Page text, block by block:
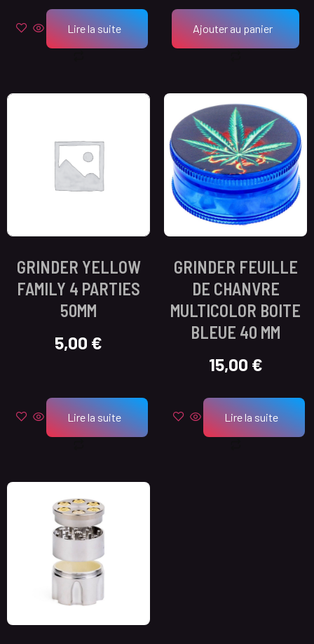
Lire la suite Ajouter au panier
GRINDER YELLOW
FAMILY 4 PARTIES
50MM
5,00 €
Lire la suite
GRINDER FEUILLE
DE CHANVRE
MULTICOLOR BOITE
BLEUE 40 MM
15,00 €
Lire la suite